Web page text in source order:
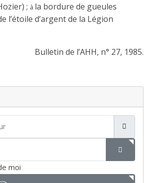
; à la bordure de gueules
l’étoile d’argent de la Légion
Bulletin de l’AHH, n° 27, 1985.
SHOW
moi